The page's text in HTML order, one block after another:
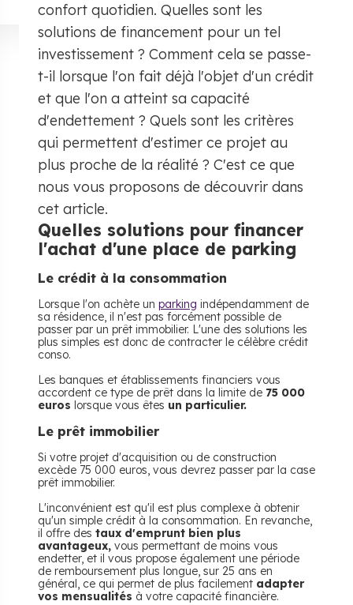
confort quotidien. Quelles sont les
solutions de financement pour un tel
investissement ? Comment cela se passe-
t-il lorsque l'on fait déjà l'objet d'un crédit
et que l'on a atteint sa capacité
d'endettement ? Quels sont les critères
qui permettent d'estimer ce projet au
plus proche de la réalité ? C'est ce que
nous vous proposons de découvrir dans
cet article.
Quelles solutions pour financer
l'achat d'une place de parking
Le crédit à la consommation
Lorsque l'on achète un parking indépendamment de
sa résidence, il n'est pas forcément possible de
passer par un prêt immobilier. L'une des solutions les
plus simples est donc de contracter le célèbre crédit
conso.
Les banques et établissements financiers vous
accordent ce type de prêt dans la limite de 75 000
euros lorsque vous êtes un particulier.
Le prêt immobilier
Si votre projet d'acquisition ou de construction
excède 75 000 euros, vous devrez passer par la case
prêt immobilier.
L'inconvénient est qu'il est plus complexe à obtenir
qu'un simple crédit à la consommation. En revanche,
il offre des taux d'emprunt bien plus
avantageux, vous permettant de moins vous
endetter, et il vous propose également une période
de remboursement plus longue, sur 25 ans en
général, ce qui permet de plus facilement adapter
vos mensualités à votre capacité financière.